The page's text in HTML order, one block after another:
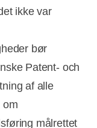
ikke var
bør
Patent- och
af alle
om
målrettet